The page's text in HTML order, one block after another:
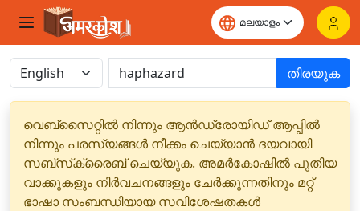
തിരയുക
വെബ്‌സൈറ്റിൽ നിന്നും ആൻഡ്രോയിഡ് ആപ്പിൽ
നിന്നും പരസ്യങ്ങൾ നീക്കം ചെയ്യാൻ ദയവായി
സബ്‌സ്‌ക്രൈബ് ചെയ്യുക. അമർകോഷിൽ പുതിയ
വാക്കുകളും നിർവചനങ്ങളും ചേർക്കുന്നതിനും മറ്റ്
ഭാഷാ സംബന്ധിയായ സവിശേഷതകൾ